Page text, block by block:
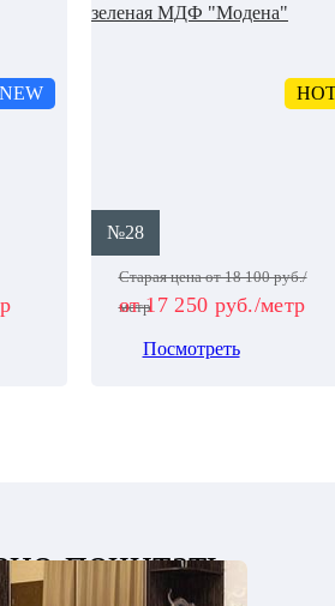
NEW
зеленая МДФ "Модена"
№28
Старая цена от 18 100 руб./
метр
от 17 250 руб./метр
Посмотреть
почитать